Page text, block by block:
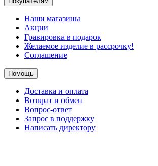
Наши магазины
Акции
Гравировка в подарок
Желаемое изделие в рассрочку!
Соглашение
Помощь
Доставка и оплата
Возврат и обмен
Вопрос-ответ
Запрос в поддержку
Написать директору